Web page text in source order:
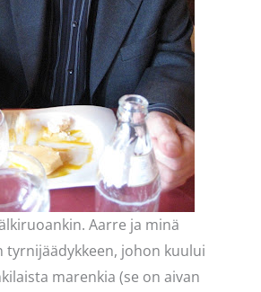
Aarre ja minä
tyrnijäädykkeen, johon kuului
marenkia (se on aivan